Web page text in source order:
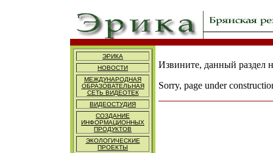
ЭРИКА
НОВОСТИ
МЕЖДУНАРОДНАЯ
ОБРАЗОВАТЕЛЬНАЯ
СЕТЬ ВИДЕОТЕК
ВИДЕОСТУДИЯ
СОЗДАНИЕ
ИНФОРМАЦИОННЫХ
ПРОДУКТОВ
ЭКОЛОГИЧЕСКИЕ
ПРОЕКТЫ
Извините, данный раздел
Sorry, page under